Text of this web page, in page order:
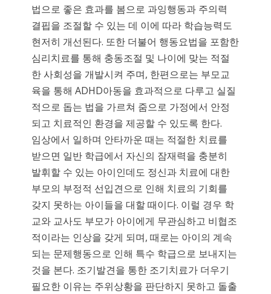
법으로 좋은 효과를 봄으로 과잉행동과 주의력
결핍을 조절할 수 있는 데 이에 따라 학습능력도
현저히 개선된다. 또한 더불어 행동요법을 포함한
심리치료를 통해 충동조절 및 나이에 맞는 적절
한 사회성을 개발시켜 주며, 한편으로는 부모교
육을 통해 ADHD아동을 효과적으로 다루고 실질
적으로 돕는 법을 가르쳐 줌으로 가정에서 안정
되고 치료적인 환경을 제공할 수 있도록 한다.
임상에서 일하며 안타까운 때는 적절한 치료를
받으면 일반 학급에서 자신의 잠재력을 충분히
발휘할 수 있는 아이인데도 정신과 치료에 대한
부모의 부정적 선입견으로 인해 치료의 기회를
갖지 못하는 아이들을 대할 때이다. 이럴 경우 학
교와 교사도 부모가 아이에게 무관심하고 비협조
적이라는 인상을 갖게 되며, 때로는 아이의 계속
되는 문제행동으로 인해 특수 학급으로 보내지는
것을 본다. 조기발견을 통한 조기치료가 더우기
필요한 이유는 주위상황을 판단하지 못하고 돌출